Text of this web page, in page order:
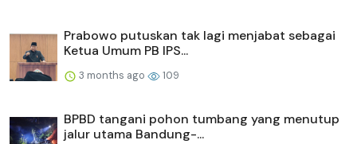
Prabowo putuskan tak lagi menjabat sebagai
Ketua Umum PB IPS...
3 months ago 109
BPBD tangani pohon tumbang yang menutup
jalur utama Bandung-...